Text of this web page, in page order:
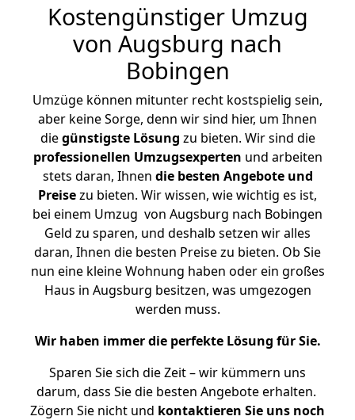
Kostengünstiger Umzug
von Augsburg nach
Bobingen
Umzüge können mitunter recht kostspielig sein,
aber keine Sorge, denn wir sind hier, um Ihnen
diegünstigste Lösung zu bieten. Wir sind die
professionellen Umzugsexperten und arbeiten
stets daran, Ihnen die besten Angebote und
Preisezu bieten. Wir wissen, wie wichtig es ist,
bei einem Umzug von Augsburg nach Bobingen
Geld zu sparen, und deshalb setzen wir alles
daran, Ihnen die besten Preise zu bieten. Ob Sie
nun eine kleine Wohnung haben oder ein großes
Haus in Augsburg besitzen, was umgezogen
werden muss.
Wir haben immer die perfekte Lösung für Sie.
Sparen Sie sich die Zeit – wir kümmern uns
darum, dass Sie die besten Angebote erhalten.
Zögern Sie nicht und kontaktieren Sie uns noch